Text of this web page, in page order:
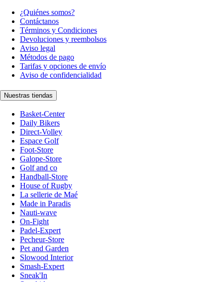
¿Quiénes somos?
Contáctanos
Términos y Condiciones
Devoluciones y reembolsos
Aviso legal
Métodos de pago
Tarifas y opciones de envío
Aviso de confidencialidad
Nuestras tiendas
Basket-Center
Daily Bikers
Direct-Volley
Espace Golf
Foot-Store
Galope-Store
Golf and co
Handball-Store
House of Rugby
La sellerie de Maé
Made in Paradis
Nauti-wave
On-Fight
Padel-Expert
Pecheur-Store
Pet and Garden
Slowood Interior
Smash-Expert
Sneak'In